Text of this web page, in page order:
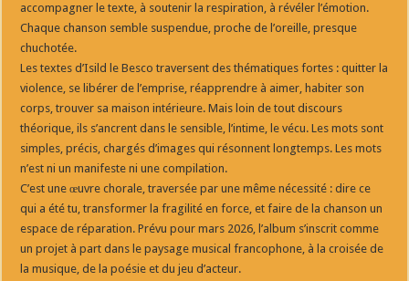
accompagner le texte, à soutenir la respiration, à révéler l’émotion.
Chaque chanson semble suspendue, proche de l’oreille, presque
chuchotée.
Les textes d’Isild le Besco traversent des thématiques fortes : quitter la
violence, se libérer de l’emprise, réapprendre à aimer, habiter son
corps, trouver sa maison intérieure. Mais loin de tout discours
théorique, ils s’ancrent dans le sensible, l’intime, le vécu. Les mots sont
simples, précis, chargés d’images qui résonnent longtemps. Les mots
n’est ni un manifeste ni une compilation.
C’est une œuvre chorale, traversée par une même nécessité : dire ce
qui a été tu, transformer la fragilité en force, et faire de la chanson un
espace de réparation. Prévu pour mars 2026, l’album s’inscrit comme
un projet à part dans le paysage musical francophone, à la croisée de
la musique, de la poésie et du jeu d’acteur.